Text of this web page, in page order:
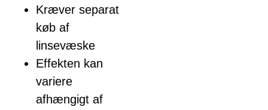
Kræver separat
køb af
linsevæske
Effekten kan
variere
afhængigt af